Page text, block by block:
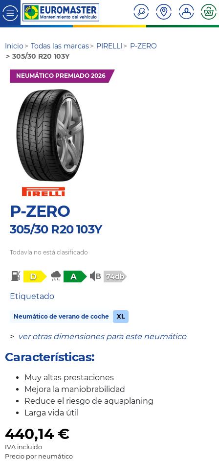
Inicio Todas las marcas PIRELLI
P-ZERO
305/30 R20 103Y
NEUMÁTICO PREMIADO 2026
P-ZERO
305/30 R20 103Y
Todavía no está clasificado
D A 74db
Etiquetado
Neumático de verano de coche XL
> ver otras dimensiones para este neumático
Características:
Muy altas prestaciones
Mejora la maniobrabilidad
Reduce el riesgo de aquaplaning
Larga vida útil
440,14€
IVA incluido
Precio por neumático